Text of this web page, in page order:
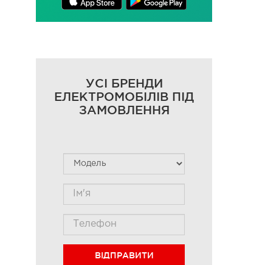
УСІ БРЕНДИ
ЕЛЕКТРОМОБІЛІВ ПІД
ЗАМОВЛЕННЯ
ВІДПРАВИТИ